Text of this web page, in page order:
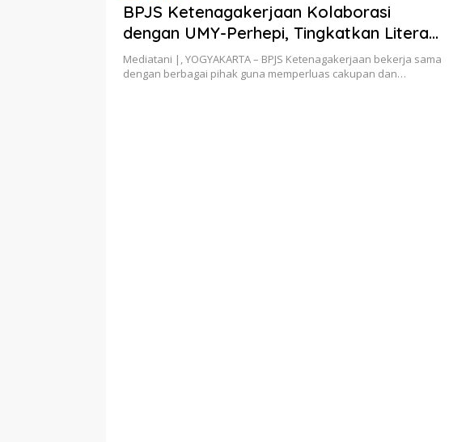
BPJS Ketenagakerjaan Kolaborasi
dengan UMY-Perhepi, Tingkatkan Literasi
dan Perlindungan Sosial di Pertanian
Mediatani |, YOGYAKARTA – BPJS Ketenagakerjaan bekerja sama
dengan berbagai pihak guna memperluas cakupan dan…